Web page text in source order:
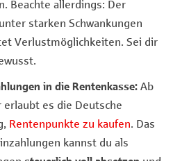
Beachte allerdings: Der
starken Schwankungen
Verlustmöglichkeiten. Sei dir
in die Rentenkasse: Ab
erlaubt es die Deutsche
Rentenpunkte zu kaufen . Das
kannst du als